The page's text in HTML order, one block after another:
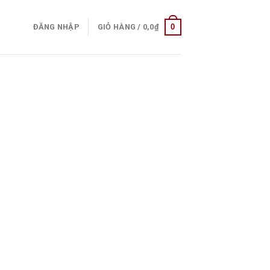
ĐĂNG NHẬP GIỎ HÀNG / 0,0₫ 0